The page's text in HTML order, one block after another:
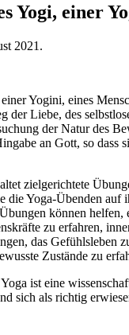
Yogi, einer
2021 .
Yogini, eines
der Liebe, des
der Natur des
an Gott, so dass
zielgerichtete
die Yoga-Übenden auf
können helfen,
zu erfahren,
das Gefühlsleben
Zustände zu
ist eine
sich als richtig